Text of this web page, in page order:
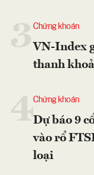
Chứng khoán
VN-Index
thanh
4Chứng khoán
Dự báo 9
vào rổ
loại